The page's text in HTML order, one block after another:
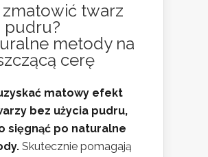
zmatowić twarz
pudru?
metody na
cerę
matowy efekt
bez użycia pudru,
sięgnąć po naturalne
Skutecznie pomagają